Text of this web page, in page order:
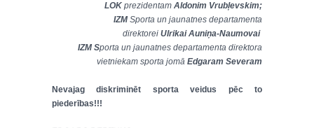
LOK prezidentam Aldonim Vrubļevskim;
IZM Sporta un jaunatnes departamenta
direktorei Ulrikai Auniņa-Naumovai
IZM Sporta un jaunatnes departamenta direktora
vietniekam sporta jomā Edgaram Severam
Nevajag diskriminēt sporta veidus pēc to
piederības!!!